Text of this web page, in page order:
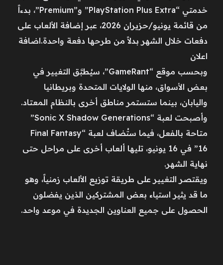
خدمتي “PlayStation Plus Extra” و”Premium”، بدءاً
من قائمة يونيو/حزيران 2026، عبر إضافة الألعاب على
دفعات خلال الشهر بدلاً من طرحها دفعة واحدة.اضافة
اعلان
وبحسب موقع “GameRant”، سيُطبَّق التغيير في
بعض الأسواق، منها الولايات المتحدة وبريطانيا
واليابان، بينما ستستمر مناطق أخرى بالنظام المعتاد.
وأصبحت لعبة “Sonic X Shadow Generations”
متاحة بالفعل، فيما ستُضاف لعبة “Final Fantasy
16” في 16 يونيو، تليها ألعاب أخرى على مراحل حتى
نهاية الشهر.
ويقتصر التغيير على طريقة توزيع الألعاب زمنياً، وهو
ما قد يثير استياء بعض المشتركين الذين يفضلون
الحصول على جميع العناوين الجديدة في موعد واحد.